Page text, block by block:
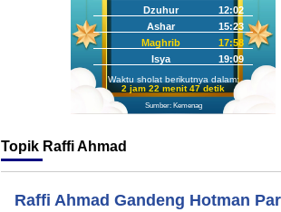
Dzuhur
12:02
Ashar
15:23
Maghrib
17:58
Isya
19:09
Waktu sholat berikutnya dalam:
2 jam 22 menit 46 detik
Sumber: Kemenag
Topik Raffi Ahmad
Raffi Ahmad Gandeng Hotman